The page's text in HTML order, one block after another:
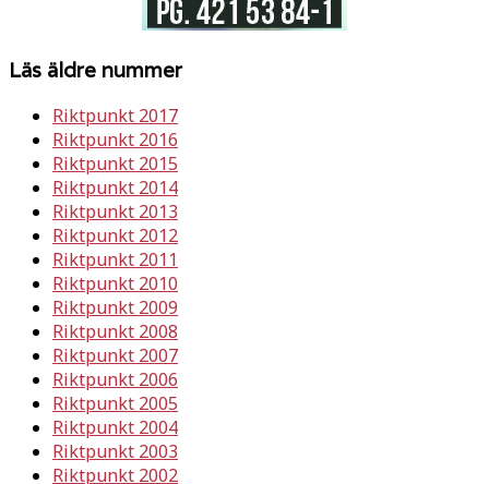
Läs äldre nummer
Riktpunkt 2017
Riktpunkt 2016
Riktpunkt 2015
Riktpunkt 2014
Riktpunkt 2013
Riktpunkt 2012
Riktpunkt 2011
Riktpunkt 2010
Riktpunkt 2009
Riktpunkt 2008
Riktpunkt 2007
Riktpunkt 2006
Riktpunkt 2005
Riktpunkt 2004
Riktpunkt 2003
Riktpunkt 2002